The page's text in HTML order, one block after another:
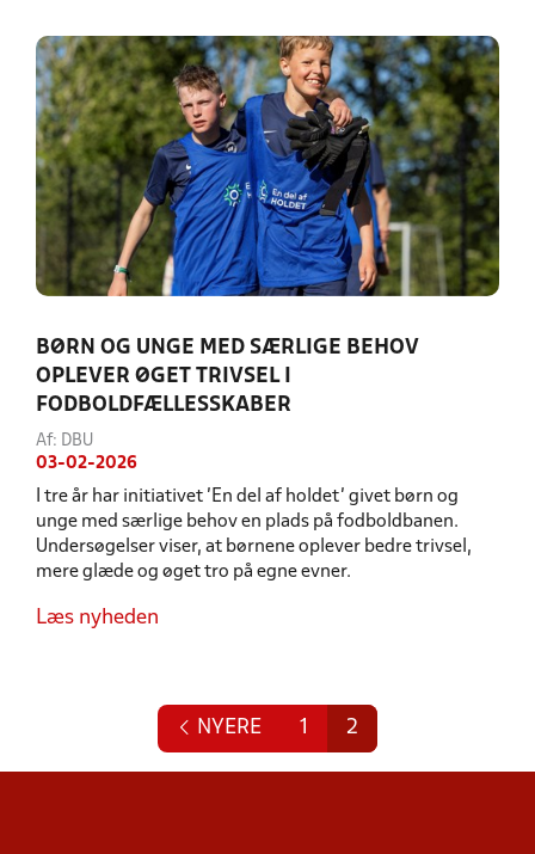
BØRN OG UNGE MED SÆRLIGE BEHOV
OPLEVER ØGET TRIVSEL I
FODBOLDFÆLLESSKABER
Af: DBU
03-02-2026
I tre år har initiativet ’En del af holdet’ givet børn og
unge med særlige behov en plads på fodboldbanen.
Undersøgelser viser, at børnene oplever bedre trivsel,
mere glæde og øget tro på egne evner.
Læs nyheden
NYERE 1 2